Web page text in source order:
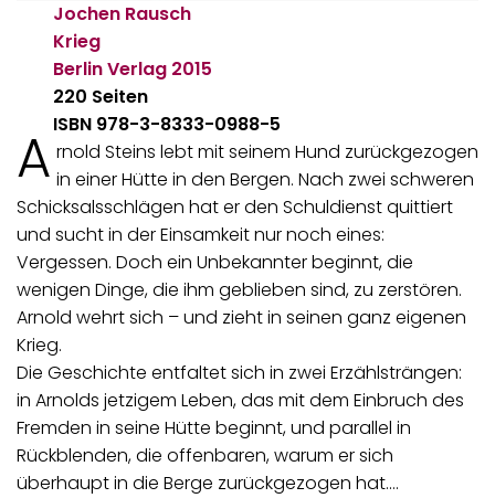
Jochen Rausch
Krieg
Berlin Verlag 2015
220 Seiten
ISBN 978-3-8333-0988-5
A rnold Steins lebt mit seinem Hund zurückgezogen
in einer Hütte in den Bergen. Nach zwei schweren
Schicksalsschlägen hat er den Schuldienst quittiert
und sucht in der Einsamkeit nur noch eines:
Vergessen. Doch ein Unbekannter beginnt, die
wenigen Dinge, die ihm geblieben sind, zu zerstören.
Arnold wehrt sich – und zieht in seinen ganz eigenen
Krieg.
Die Geschichte entfaltet sich in zwei Erzählsträngen:
in Arnolds jetzigem Leben, das mit dem Einbruch des
Fremden in seine Hütte beginnt, und parallel in
Rückblenden, die offenbaren, warum er sich
überhaupt in die Berge zurückgezogen hat.…